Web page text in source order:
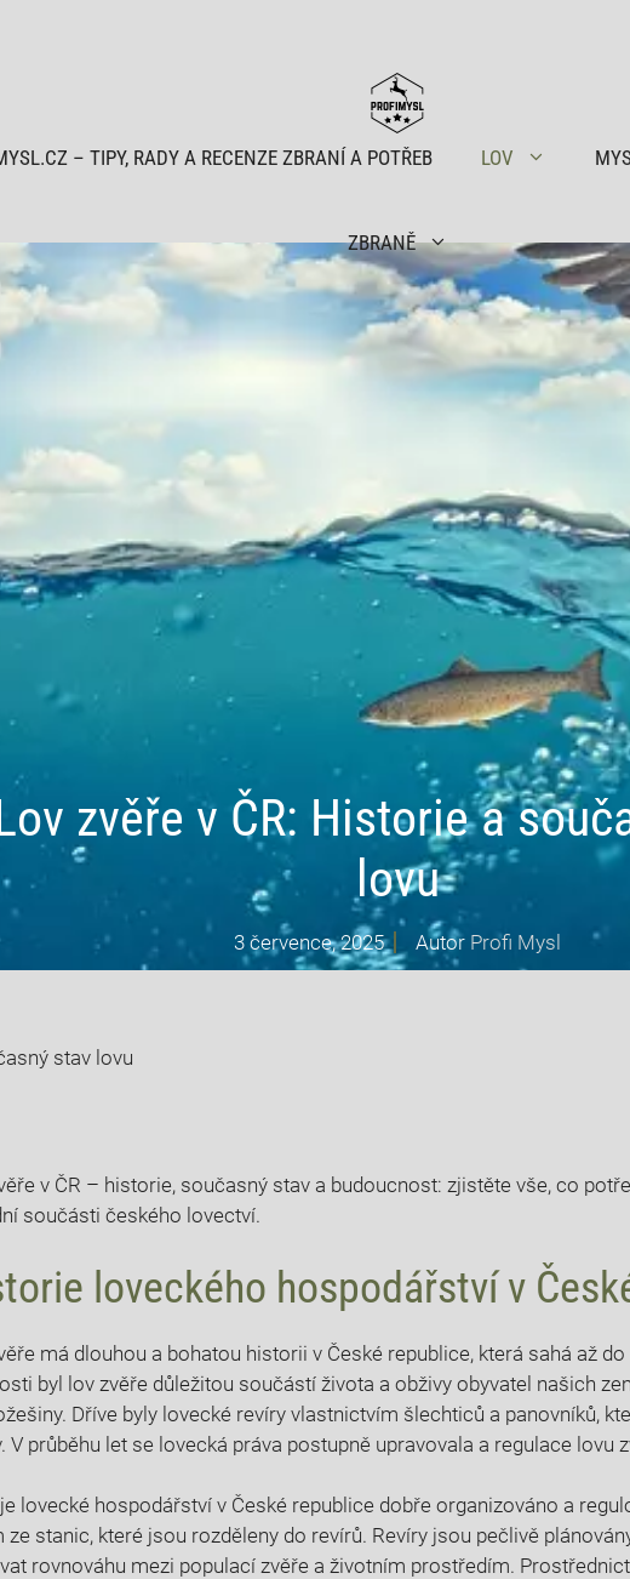
– TIPY, RADY A RECENZE ZBRANÍ A POTŘEB LOV
ZBRANĚ
zvěře v ČR: Historie a
lovu
3 července, 2025 Autor Profi Mysl
stav lovu
v​ ČR – historie,⁤ současný stav a budoucnost: ​zjistěte ⁢vše, co
⁢součásti českého lovectví.
loveckého hospodářství v
má dlouhou a bohatou historii⁤ v České republice, která ​sahá až do
byl lov​ zvěře důležitou⁤ součástí života ⁤a obživy‍ obyvatel našich
Dříve‍ byly⁤ lovecké revíry vlastnictvím šlechticů ‍a ‍panovníků,
V průběhu let se lovecká⁢ práva postupně upravovala a‌ regulace⁤ lovu
lovecké hospodářství ⁤v České republice dobře organizováno a
‍ze stanic, které jsou ‍rozděleny‍ do revírů. Revíry ​jsou pečlivě
rovnováhu​ mezi populací‌ zvěře a životním prostředím.